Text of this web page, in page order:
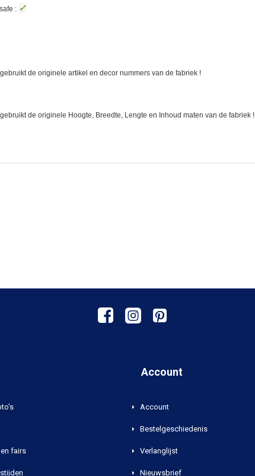
: ✓
de originele artikel en decor nummers van de fabriek !
de originele Hoogte, Breedte, Lengte en Inhoud maten van de fabriek !
fairs
Account
Account
Bestelgeschiedenis
Verlanglijst
Nieuwsbrief